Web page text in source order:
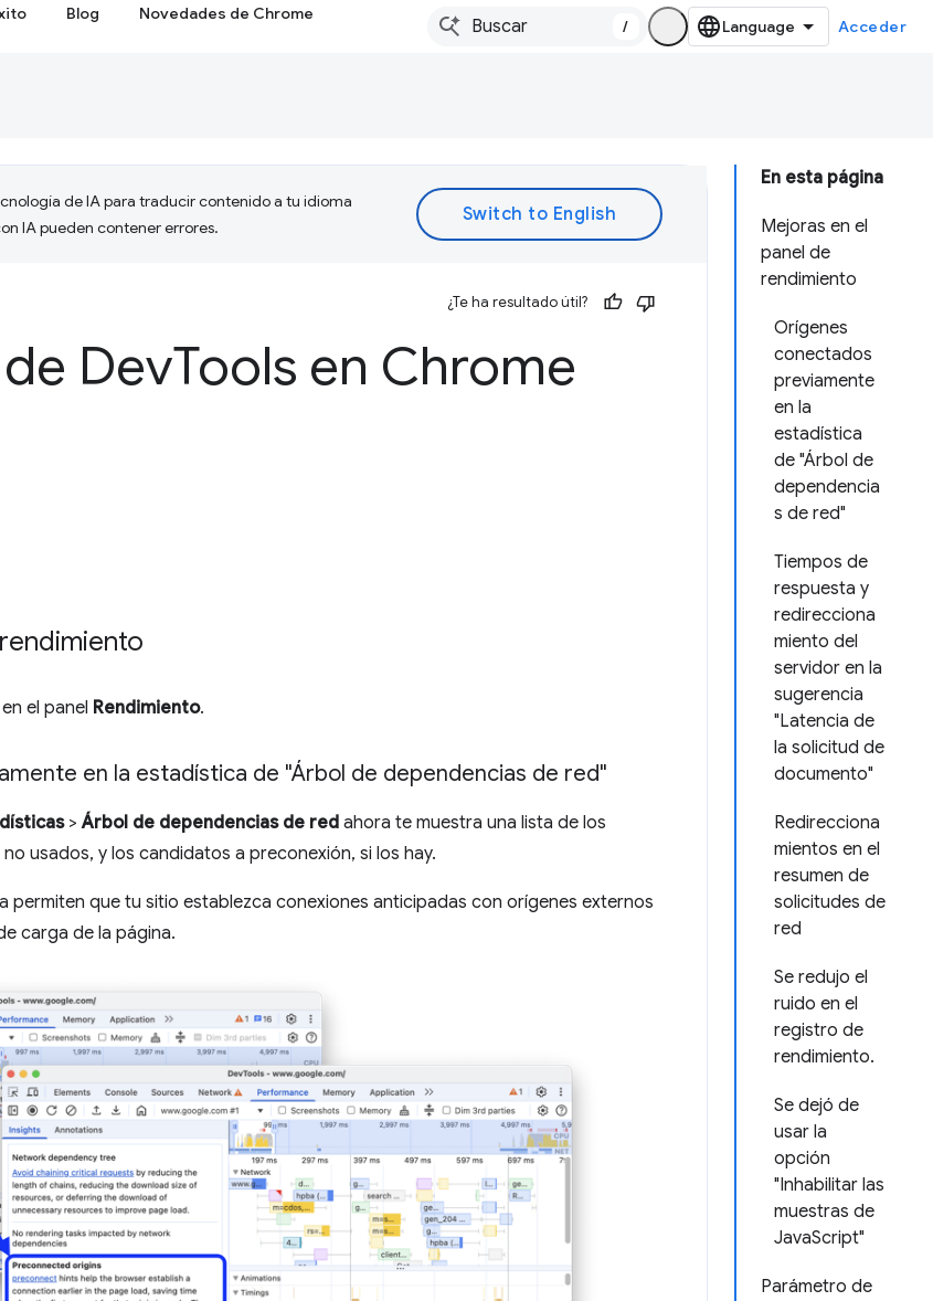
Blog Novedades de Chrome
/ Acceder
En esta página
Mejoras en el
panel de
rendimiento
Orígenes
conectados
previamente
en la
estadística
de "Árbol de
dependencia
s de red"
Tiempos de
respuesta y
redirecciona
miento del
servidor en la
sugerencia
"Latencia de
la solicitud de
documento"
Redirecciona
mientos en el
resumen de
solicitudes de
red
Se redujo el
ruido en el
registro de
rendimiento.
Se dejó de
usar la
opción
"Inhabilitar las
muestras de
JavaScript"
Parámetro de
de IA para traducir contenido a tu idioma
IA pueden contener errores.
¿Te ha resultado útil?
DevTools en Chrome
el panel Rendimiento.
en la estadística de "Árbol de dependencias de red"
>Árbol de dependencias de red ahora te muestra una lista de los
usados, y los candidatos a preconexión, si los hay.
permiten que tu sitio establezca conexiones anticipadas con orígenes externos
carga de la página.